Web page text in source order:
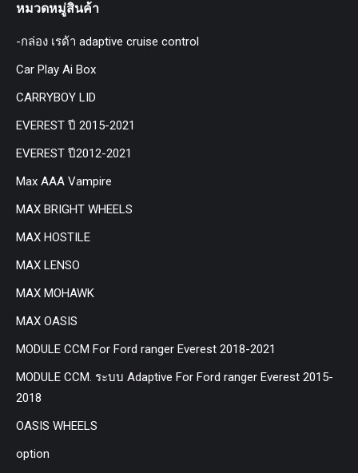
หมวดหมู่สินค้า
-กล่อง เรด้า adaptive cruise control
Car Play Ai Box
CARRYBOY LID
EVEREST ปี 2015-2021
EVEREST ปี2012-2021
Max AAA Vampire
MAX BRIGHT WHEELS
MAX HOSTILE
MAX LENSO
MAX MOHAWK
MAX OASIS
MODULE CCM For Ford ranger Everest 2018-2021
MODULE CCM. ระบบ Adaptive For Ford ranger Everest 2015-
2018
OASIS WHEELS
option